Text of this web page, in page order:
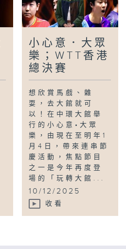
小心意．大眾
樂；WTT香港
總決賽
想欣賞馬戲、雜
耍，去大館就可
以！在中環大館舉
行的小心意•大眾
樂，由現在至明年1
月4日，帶來連串節
慶活動，焦點節目
之一是今年再度登
場的「玩轉大館...
10/12/2025
收看